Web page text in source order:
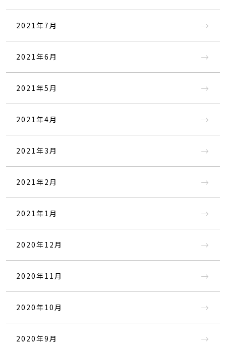
2021年7月
2021年6月
2021年5月
2021年4月
2021年3月
2021年2月
2021年1月
2020年12月
2020年11月
2020年10月
2020年9月